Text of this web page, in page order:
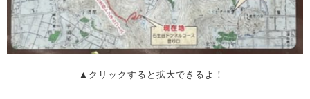
▲クリックすると拡大できるよ！